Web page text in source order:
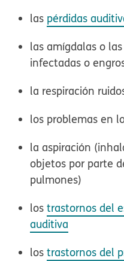
las pérdidas
las amígdalas o
infectadas o
la respiración
los problemas en
la aspiración
objetos por parte
pulmones)
lostrastornos del
auditiva
lostrastornos del